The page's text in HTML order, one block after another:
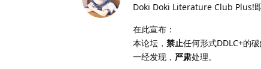
Doki Doki Literature Club Plus!
在此宣布：
本论坛， 禁止任何形式DDLC+的
一经发现， 严肃处理。